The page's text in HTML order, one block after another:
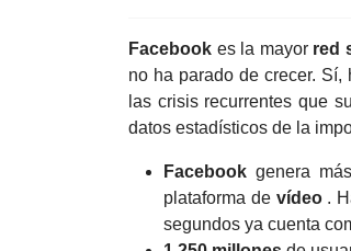
Facebook es la mayor red
no ha parado de crecer.
las crisis recurrentes que
datos estadísticos de la
Facebook genera
plataforma de vídeo.
segundos ya cuenta